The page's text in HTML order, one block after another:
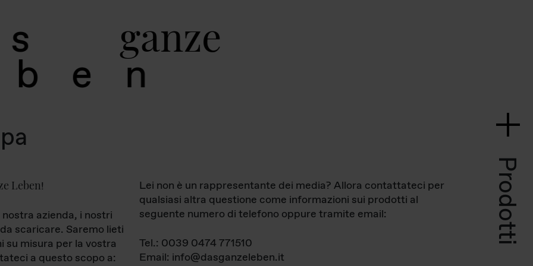
s ganz
b e
Prodotti
Leben!
azienda, i nostri
scaricare. Saremo lieti
misura per la vostra
a questo scopo a:
Lei non è un rappresentante dei media? Allora contattateci per
qualsiasi altra questione come informazioni sui prodotti al
seguente numero di telefono oppure tramite email:
Tel.: 0039 0474 771510
Email: info@dasganzeleben.it